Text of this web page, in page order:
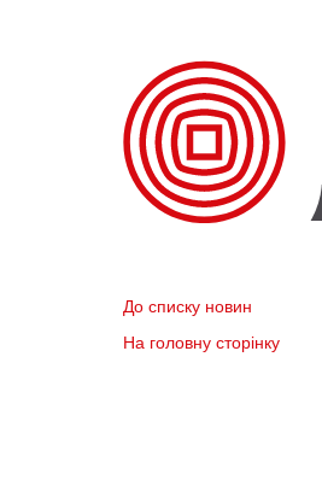
До списку новин
На головну сторінку